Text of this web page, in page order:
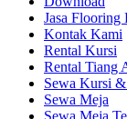
Jasa Flooring
Kontak Kami
Rental Kursi
Rental Tiang
Sewa Kursi
Sewa Meja
Sewa Meja